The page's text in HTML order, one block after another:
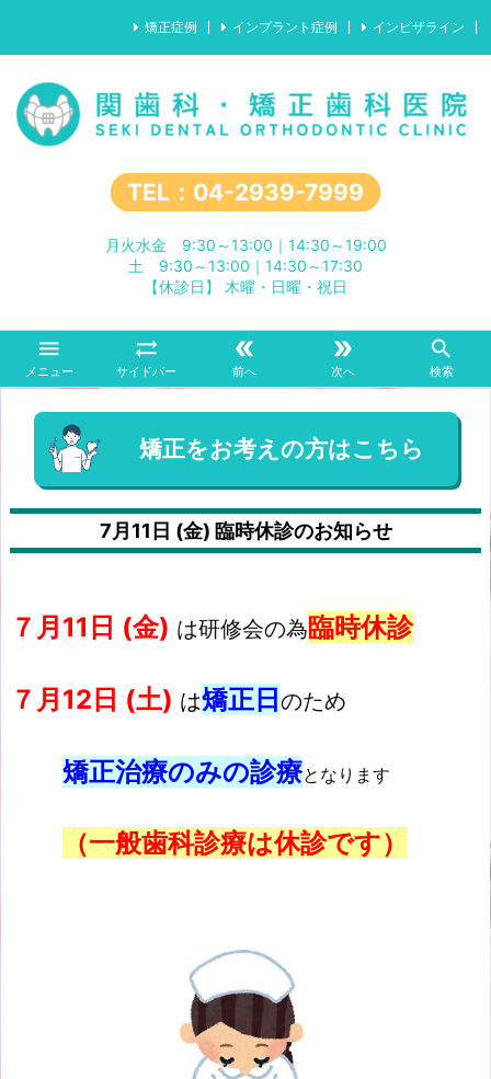
TEL：04-2939-7999
月火水金 9:30～13:00｜14:30～19:00
土 9:30～13:00｜14:30～17:30
【休診日】 木曜・日曜・祝日

メニュー

サイドバー

前へ

次へ

検索
矯正症例 インプラント症例 インビザライン
矯正をお考えの方はこちら
7月11日 (金) 臨時休診のお知らせ
７月11日 (金) は研修会の為臨時休診
７月 12日 (土) は矯正日 のため
矯正治療のみの診療となります
（一般歯科診療は休診です）